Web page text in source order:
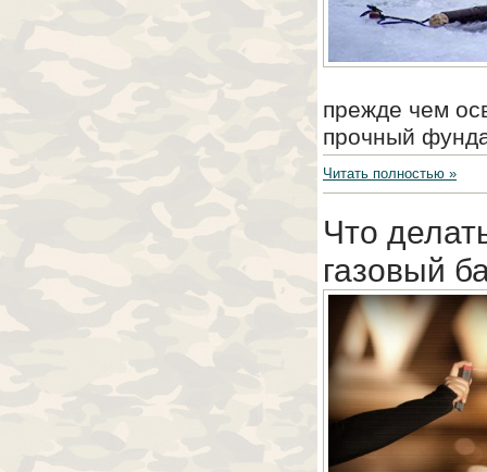
прежде чем
прочный
Читать полностью »
Что
газовый